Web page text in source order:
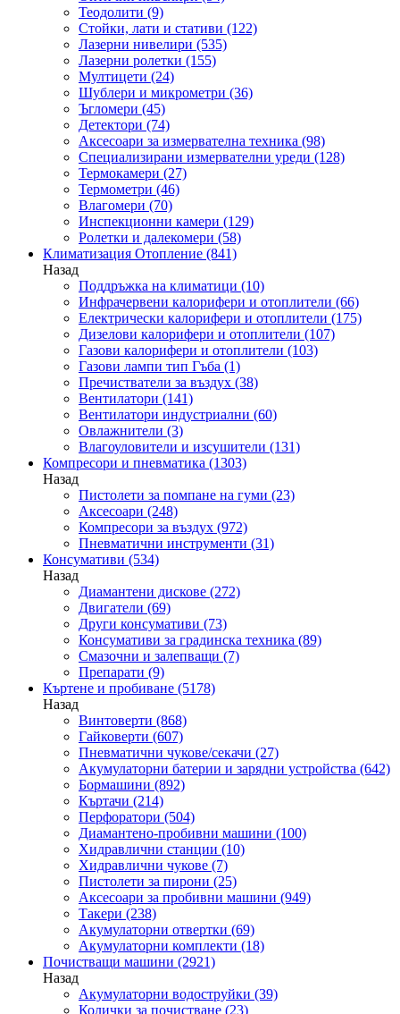
Теодолити (9)
Стойки, лати и стативи (122)
Лазерни нивелири (535)
Лазерни ролетки (155)
Мултицети (24)
Шублери и микрометри (36)
Ъгломери (45)
Детектори (74)
Аксесоари за измервателна техника (98)
Специализирани измервателни уреди (128)
Термокамери (27)
Термометри (46)
Влагомери (70)
Инспекционни камери (129)
Ролетки и далекомери (58)
Климатизация Отопление (841)
Назад
Поддръжка на климатици (10)
Инфрачервени калорифери и отоплители (66)
Електрически калорифери и отоплители (175)
Дизелови калорифери и отоплители (107)
Газови калорифери и отоплители (103)
Газови лампи тип Гъба (1)
Пречистватели за въздух (38)
Вентилатори (141)
Вентилатори индустриални (60)
Овлажнители (3)
Влагоуловители и изсушители (131)
Компресори и пневматика (1303)
Назад
Пистолети за помпане на гуми (23)
Аксесоари (248)
Компресори за въздух (972)
Пневматични инструменти (31)
Консумативи (534)
Назад
Диамантени дискове (272)
Двигатели (69)
Други консумативи (73)
Консумативи за градинска техника (89)
Смазочни и залепващи (7)
Препарати (9)
Къртене и пробиване (5178)
Назад
Винтоверти (868)
Гайковерти (607)
Пневматични чукове/секачи (27)
Акумулаторни батерии и зарядни устройства (642)
Бормашини (892)
Къртачи (214)
Перфоратори (504)
Диамантено-пробивни машини (100)
Хидравлични станции (10)
Хидравлични чукове (7)
Пистолети за пирони (25)
Аксесоари за пробивни машини (949)
Такери (238)
Акумулаторни отвертки (69)
Акумулаторни комплекти (18)
Почистващи машини (2921)
Назад
Акумулаторни водоструйки (39)
Колички за почистване (23)